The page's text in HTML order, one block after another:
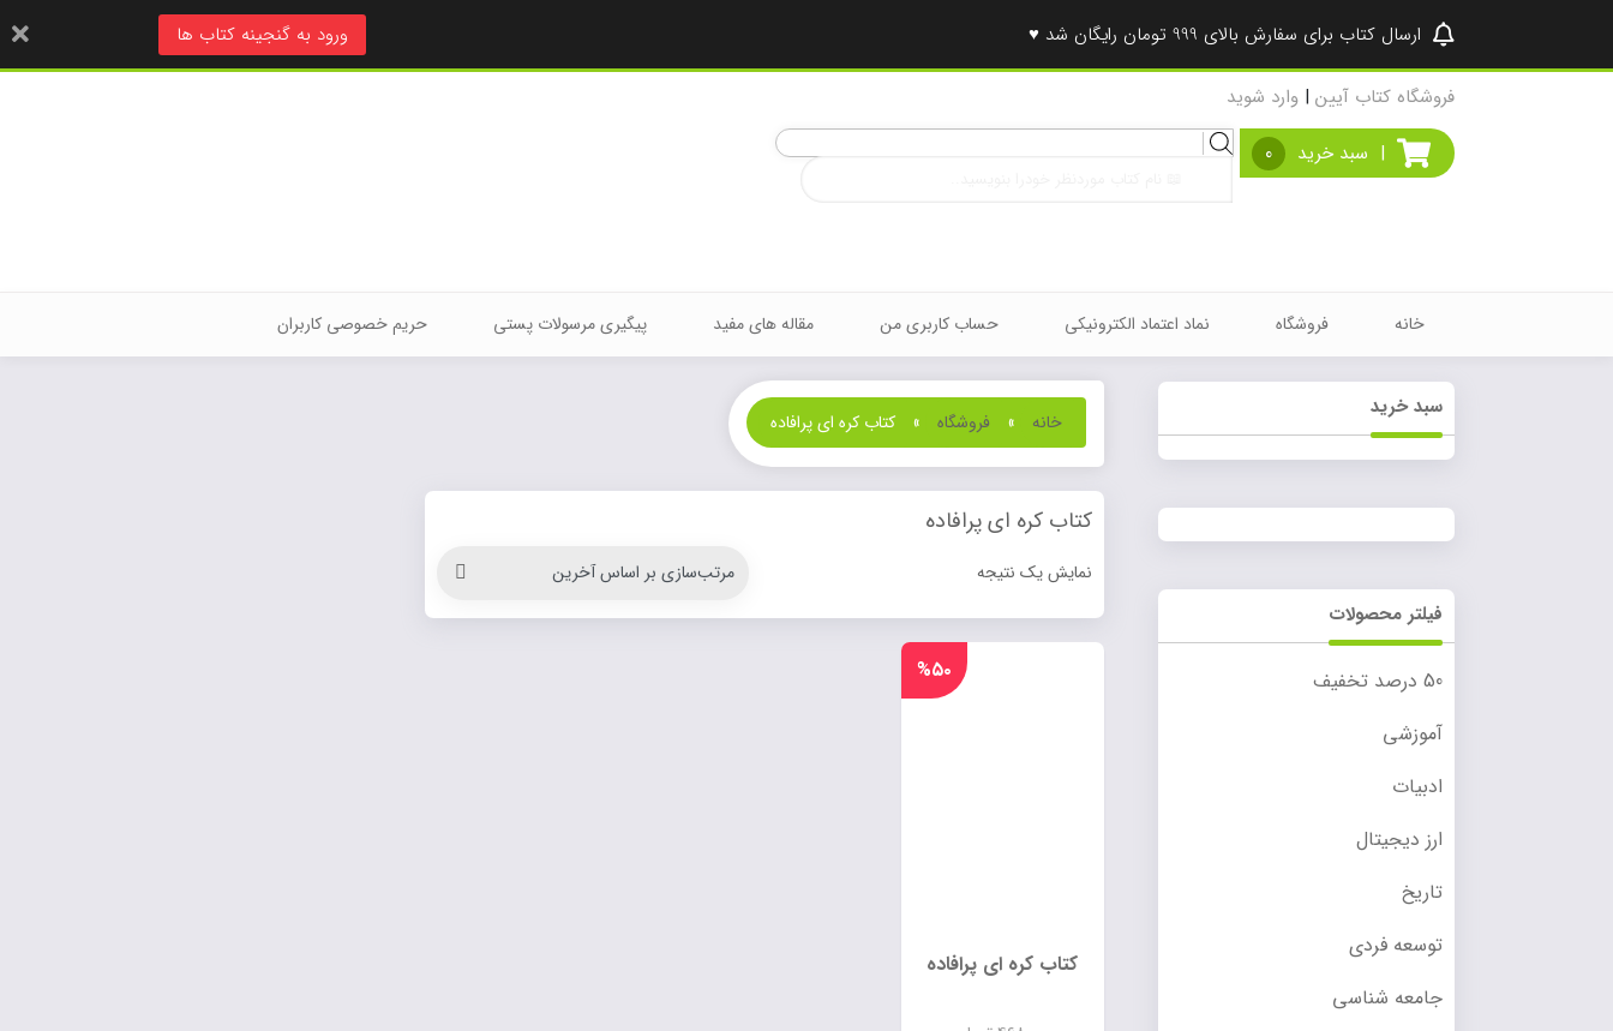
ارسال کتاب برای سفارش بالای 999 تومان رایگان شد ♥ ورود به گنجینه کتاب ها
فروشگاه کتاب آیین | وارد شوید
| سبد خرید 0
Products
خانه فروشگاه نماد اعتماد الکترونیکی حساب کاربری من مقاله های مفید پیگیری مرسولات پستی حریم خصوصی کاربران
خانه » فروشگاه » کتاب کره ای پرافاده
کتاب کره ای پرافاده
نمایش یک نتیجه
کتاب کره ای پرافاده
%۵۰
سبد خرید
فیلتر محصولات
50 درصد تخفیف
آموزشی
ادبیات
ارز دیجیتال
تاریخ
توسعه فردی
جامعه شناسی